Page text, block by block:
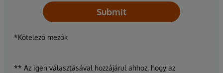
Submit
*Kötelező mezők
** Az igen választásával hozzájárul ahhoz, hogy az